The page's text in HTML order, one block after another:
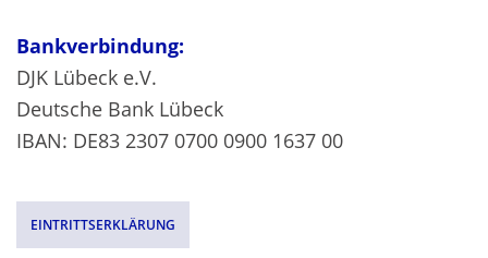
Bankverbindung:
DJK Lübeck e.V.
Deutsche Bank Lübeck
IBAN: DE83 2307 0700 0900 1637 00
EINTRITTSERKLÄRUNG